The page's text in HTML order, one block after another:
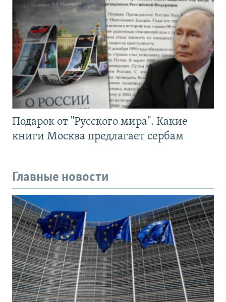
Подарок от "Русского мира". Какие
книги Москва предлагает сербам
Главные новости